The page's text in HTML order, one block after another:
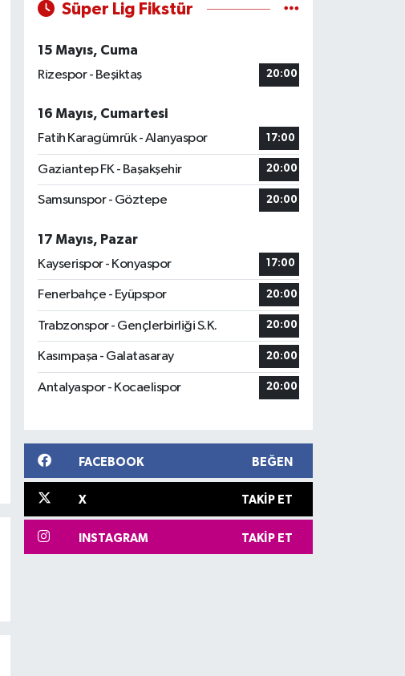
Süper Lig Fikstür
15 Mayıs, Cuma
Rizespor - Beşiktaş
20:00
16 Mayıs, Cumartesi
Fatih Karagümrük - Alanyaspor
17:00
Gaziantep FK - Başakşehir 20:00
Samsunspor - Göztepe 20:00
17 Mayıs, Pazar
Kayserispor - Konyaspor
17:00
Fenerbahçe - Eyüpspor 20:00
Trabzonspor - Gençlerbirliği S.K. 20:00
Kasımpaşa - Galatasaray 20:00
Antalyaspor - Kocaelispor 20:00
FACEBOOK BEĞEN
X TAKIP ET
INSTAGRAM TAKIP ET